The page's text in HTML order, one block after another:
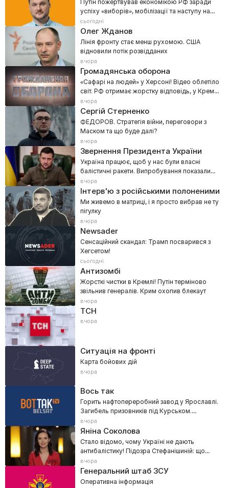
Путін пожертвував економікою РФ заради
успіху «виборів», мобілізації та наступу на
Донбасі
сьогодні
Олег Жданов
Лінія фронту стає менш рухомою. США
відновили потік розвідданих
вчора
Громадянська оборона
«Сафарі на людей» у Херсоні! Відео облетіло
світ. РФ отримає жорстку відповідь, у Кремлі
затремтіли
вчора
Сергій Стерненко
ФЕДОРОВ. Стратегія війни, переговори з
Маском та що буде далі?
вчора
Звернення Президента України
Україна працює, щоб у нас були власні
балістичні ракети. Випробування показали
хороші перспективи
вчора
Інтерв'ю з російськими полоненими
Ми живемо в матриці, і я просто вибрав не ту
пігулку
вчора
Newsader
Сенсаційний скандал: Трамп посварився з
Хегсетом!
сьогодні
Антизомбі
Жорсткі чистки в Кремлі! Путін терміново
звільнив генералів. Крим охопив блекаут
вчора
ТСН
вчора
Ситуація на фронті
Карта бойових дій
вчора
Вось так
Горить нафтопереробний завод у Ярославлі.
Загибель призовників під Курськом.
Атаковано корабель із зерном
вчора
Яніна Соколова
Стало відомо, чому Україні не дають
антибалістику! Підозра Стефанішиній: що
сталося в суді?
вчора
Генеральний штаб ЗСУ
Оперативна інформація